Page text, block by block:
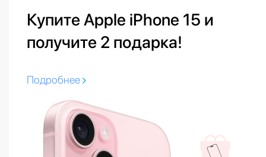
Купите Apple iPhone 15 и
получите 2 подарка!
Подробнее